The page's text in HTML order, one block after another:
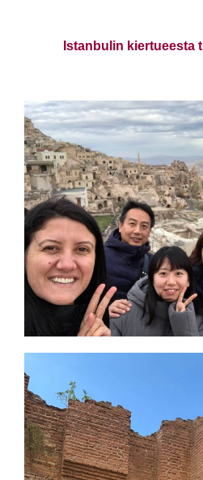
Istanbulin kiertueesta